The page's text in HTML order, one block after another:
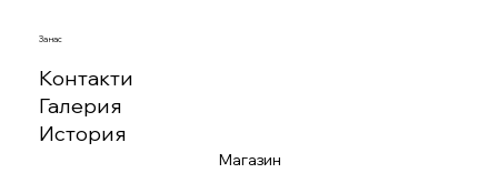
За нас
Контакти
Галерия
История
Магазин